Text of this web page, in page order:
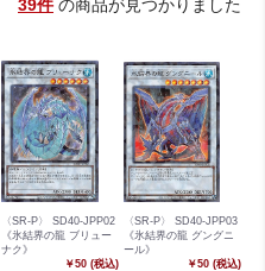
39件の商品が見つかりました
〈SR-P〉 SD40-JPP02
《氷結界の龍 ブリュー
ナク》
￥50 (税込)
〈SR-P〉 SD40-JPP03
《氷結界の龍 グングニ
ール》
￥50 (税込)